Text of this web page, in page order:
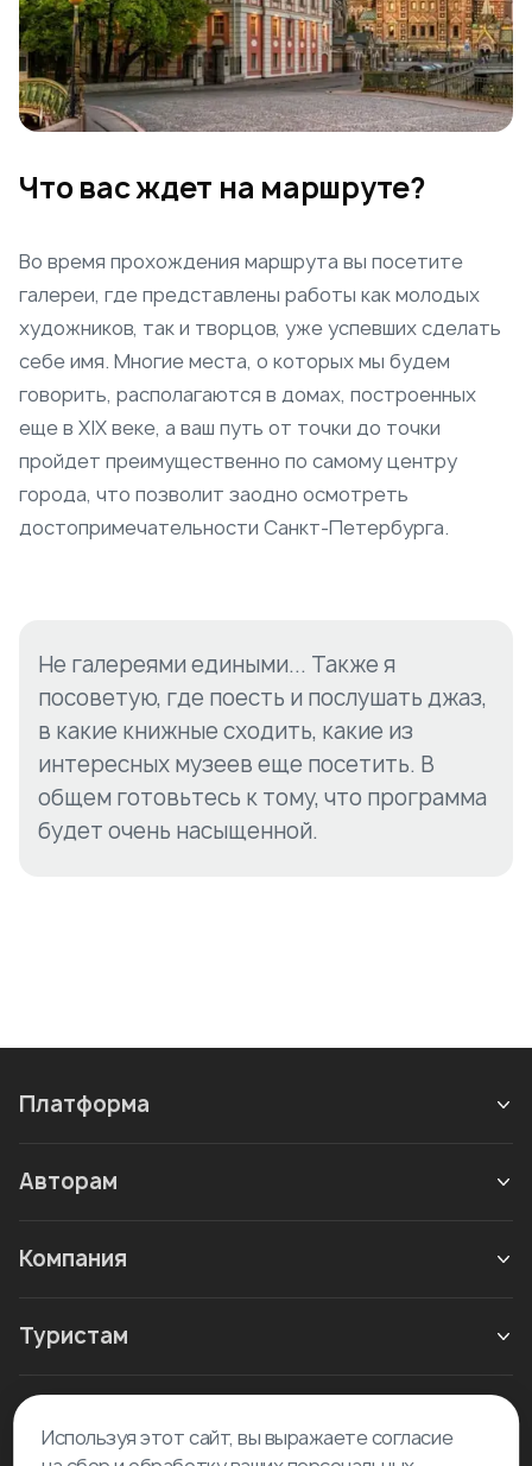
Что вас ждет на маршруте?
Во время прохождения маршрута вы посетите
галереи, где представлены работы как молодых
художников, так и творцов, уже успевших сделать
себе имя. Многие места, о которых мы будем
говорить, располагаются в домах, построенных
еще в XIX веке, а ваш путь от точки до точки
пройдет преимущественно по самому центру
города, что позволит заодно осмотреть
достопримечательности Санкт-Петербурга.
Не галереями едиными... Также я
посоветую, где поесть и послушать джаз,
в какие книжные сходить, какие из
интересных музеев еще посетить. В
общем готовьтесь к тому, что программа
будет очень насыщенной.
Платформа
Авторам
Компания
Туристам
Новое в блоге
Используя этот сайт, вы выражаете согласие